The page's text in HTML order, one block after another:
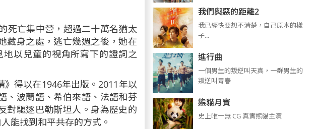
死亡集中營，超過二十萬名猶太
藏身之處，逃亡幾週之後，她在
以兒童的視角所寫下的證詞之
得以在1946年出版。2011年以
、波蘭語、希伯來語、法語和芬
對驅逐巴勒斯坦人。身為歷史的
能找到和平共存的方式。
我們與惡的距離2
我已經快要想不清楚，自己原本的樣
子...
進行曲
​​​一個男生的叛逆叫天真，一群男生的
叛逆叫青春
熊貓月寶
史上唯一無 CG 真實熊貓主演